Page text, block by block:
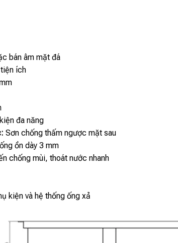
bán âm mặt đá
ích
đa năng
Sơn chống thấm ngược mặt sau
ồn dày 3 mm
chống mùi, thoát nước nhanh
kiện và hệ thống ống xả